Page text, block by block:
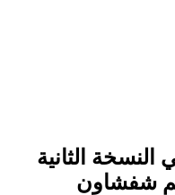
الثانية
شفشاون